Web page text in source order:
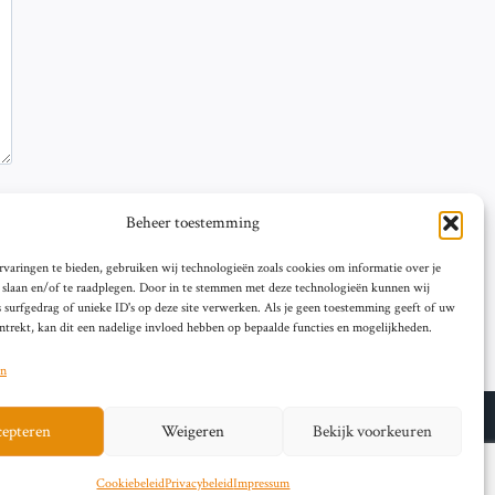
Beheer toestemming
te bieden, gebruiken wij technologieën zoals cookies om informatie over je
en/of te raadplegen. Door in te stemmen met deze technologieën kunnen wij
surfgedrag of unieke ID's op deze site verwerken. Als je geen toestemming geeft of uw
kan dit een nadelige invloed hebben op bepaalde functies en mogelijkheden.
Weigeren Bekijk voorkeuren
CookiebeleidPrivacybeleidImpressum